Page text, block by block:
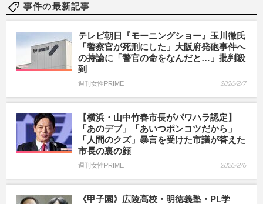
事件の最新記事
テレビ朝日『モーニングショー』玉川徹氏
「警察官が死刑にした」大阪府発砲事件へ
の持論に「警官の命をなんだと…」批判殺
到
週刊女性PRIME 2026/8/7
【横浜・山中竹春市長がパワハラ認定】
「あのデブ」「あいつポンコツだから」
「人間のクズ」暴言を受けた市議が答えた
市長の裏の顔
週刊女性PRIME 2026/8/6
《甲子園》広陵高校・明徳義塾・PL学